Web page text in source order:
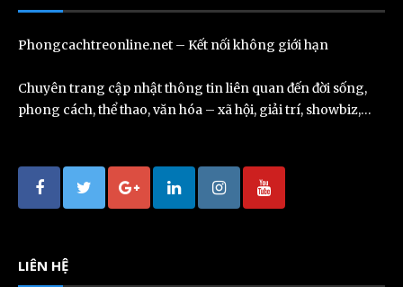
Phongcachtreonline.net – Kết nối không giới hạn
Chuyên trang cập nhật thông tin liên quan đến đời sống,
phong cách, thể thao, văn hóa – xã hội, giải trí, showbiz,…
LIÊN HỆ